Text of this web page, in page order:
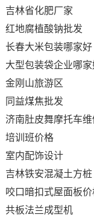
吉林省化肥厂家
红地腐植酸钠批发
长春大米包装哪家好
大型包装袋企业哪家
金刚山旅游区
同益煤焦批发
济南肚皮舞摩托车
培训班价格
室内配饰设计
吉林铁安混凝土方桩
咬口暗扣式屋面板价
共板法兰成型机